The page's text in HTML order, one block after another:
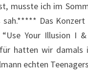
musste ich im
sah.***** Das
Your Illusion I
hatten wir damals
echten